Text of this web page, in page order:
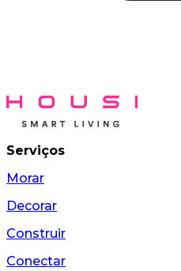
Serviços
Morar
Decorar
Construir
Conectar